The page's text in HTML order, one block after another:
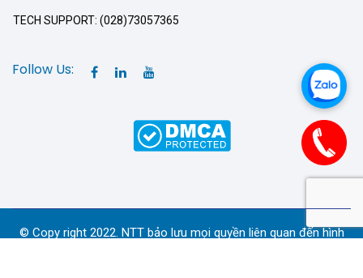
TECH SUPPORT: (028)73057365
Follow Us:
© Copy right 2022. NTT bảo lưu mọi quyền liên quan đến hình